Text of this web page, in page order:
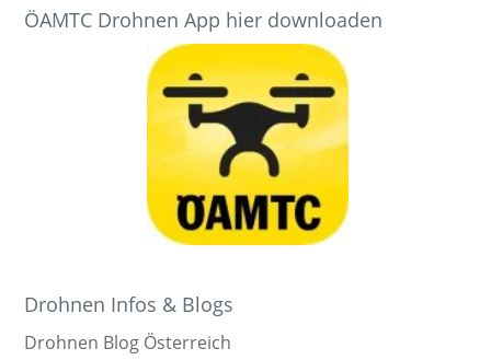
ÖAMTC Drohnen App hier downloaden
Drohnen Infos & Blogs
Drohnen Blog Österreich